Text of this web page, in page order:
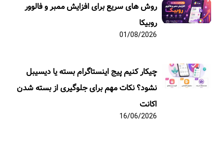
روش های سریع برای افزایش ممبر و فالوور
روبیکا
01/08/2026
چیکار کنیم پیج اینستاگرام بسته یا دیسیبل
نشود؟ نکات مهم برای جلوگیری از بسته شدن
اکانت
16/06/2026